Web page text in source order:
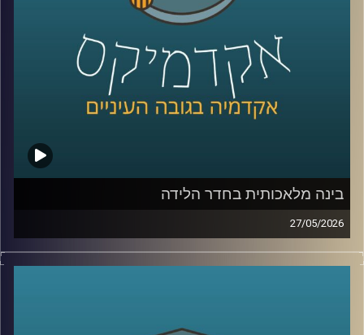
לממשל, דיפלומטיה ואסטרטגיה ב־אוניברסיטת רייכמן, וחוקר
בכיר ב־המכון למדיניות נגד טרור, מומחה לאיסלאם רדיקלי.
קרדיט תמונות:AudioVersity
בינה מלאכותית בחדר הלידה
27/05/2026
הרפואה נמצאת היום באחת מנקודות המפנה המשמעותיות
ביותר בתולדותיה.